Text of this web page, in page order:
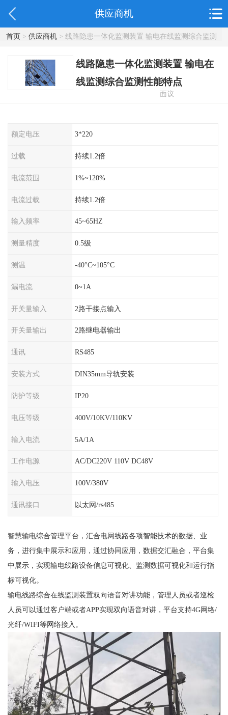
供应商机
首页> 供应商机> 线路隐患一体化监测装置 输电在线监测综合监测
性能特点
线路隐患一体化监测装置 输电在
线监测综合监测性能特点
面议
额定电压 3*220
过载 持续1.2倍
电流范围 1%~120%
电流过载 持续1.2倍
输入频率 45~65HZ
测量精度 0.5级
测温 -40°C~105°C
漏电流 0~1A
开关量输入 2路干接点输入
开关量输出 2路继电器输出
通讯 RS485
安装方式 DIN35mm导轨安装
防护等级 IP20
电压等级 400V/10KV/110KV
输入电流 5A/1A
工作电源 AC/DC220V 110V DC48V
输入电压 100V/380V
通讯接口 以太网/rs485
智慧输电综合管理平台，汇合电网线路各项智能技术的数据、业
务，进行集中展示和应用，通过协同应用，数据交汇融合，平台集
中展示，实现输电线路设备信息可视化、监测数据可视化和运行指
标可视化。
输电线路综合在线监测装置双向语音对讲功能，管理人员或者巡检
人员可以通过客户端或者APP实现双向语音对讲，平台支持4G网络/
光纤/WIFI等网络接入。